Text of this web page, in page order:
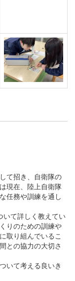
て招き、自衛隊の
現在、陸上自衛隊
任務や訓練を通し
て詳しく教えてい
りのための訓練や
取り組んでいるこ
との協力の大切さ
いて考える良いき